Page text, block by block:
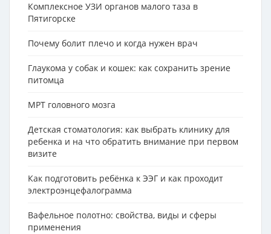
Комплексное УЗИ органов малого таза в
Пятигорске
Почему болит плечо и когда нужен врач
Глаукома у собак и кошек: как сохранить зрение
питомца
МРТ головного мозга
Детская стоматология: как выбрать клинику для
ребенка и на что обратить внимание при первом
визите
Как подготовить ребёнка к ЭЭГ и как проходит
электроэнцефалограмма
Вафельное полотно: свойства, виды и сферы
применения